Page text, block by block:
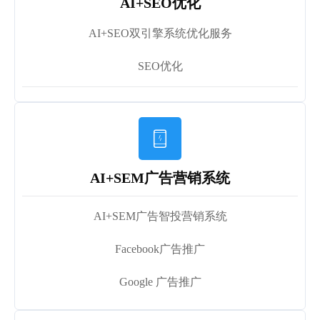
AI+SEO双引擎系统优化服务
SEO优化

AI+SEM广告营销系统
AI+SEM广告智投营销系统
Facebook广告推广
Google 广告推广